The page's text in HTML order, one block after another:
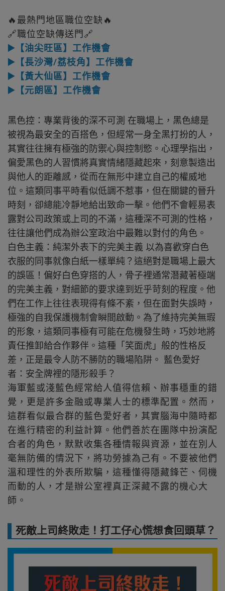
🔥最熱門地區職位空缺🔥
🔗職位空缺傳送門🔗
▶️【油尖旺區】工作機會
▶️【長沙灣/荔枝角】工作機會
▶️【黃大仙區】工作機會
▶️【元朗區】工作機會
黑色控：專業背後的深不可測 在職場上，黑色總是
被視為最安全的百搭色，但經常一身全黑打扮的人，
其實往往擁有極強的防禦心與控制慾。心理學指出，
偏愛黑色的人習慣將真實情緒隱藏起來，刻意製造出
與他人的距離感，從而在無形中建立自己的權威地
位。這類同事平時看似低調不惹事，但在關鍵的晉升
時刻，卻總能冷靜地給出致命一擊。他們不會輕易表
露對公司政策或上司的不滿，這種深不可測的性格，
往往讓他們成為辦公室政治中最難以對付的角色。
白色主義：純潔外表下的完美主義 以為喜歡穿白色
衣服的同事就像白紙一樣單純？這絕對是職場上最大
的誤區！偏好白色穿搭的人，骨子裡通常潛藏著極端
的完美主義，對細節的要求達到近乎苛刻的程度。他
們在工作上往往表現得有條不紊，但在面對失誤時，
極強的自我保護機制會瞬間啟動。為了維持完美無瑕
的形象，這類同事極有可能在危機發生時，巧妙地將
責任推卸給合作夥伴。這種「笑面虎」般的性格反
差，正是最令人防不勝防的職場陷阱。 藍色愛好
者：安全牌裡的隱形殺手？
海軍藍或淺藍色經常給人值得信賴、辦事穩重的錯
覺，更是許多金融或專業人士的標準配置。然而，
這群看似最合群的藍色愛好者，其實腦海中隨時都
在進行精密的利益計算。他們善於在團隊中扮演配
合者的角色，默默收集各種情報與資源，並在別人
毫無防備的情況下，將功勞據為己有。不要被他們
溫和理性的外表所欺騙，這種懂得隱藏鋒芒、伺機
而動的人，才是辦公室裡真正深藏不露的機心大
師。
死敵上司終敗走！打工仔心慌想食回頭草？